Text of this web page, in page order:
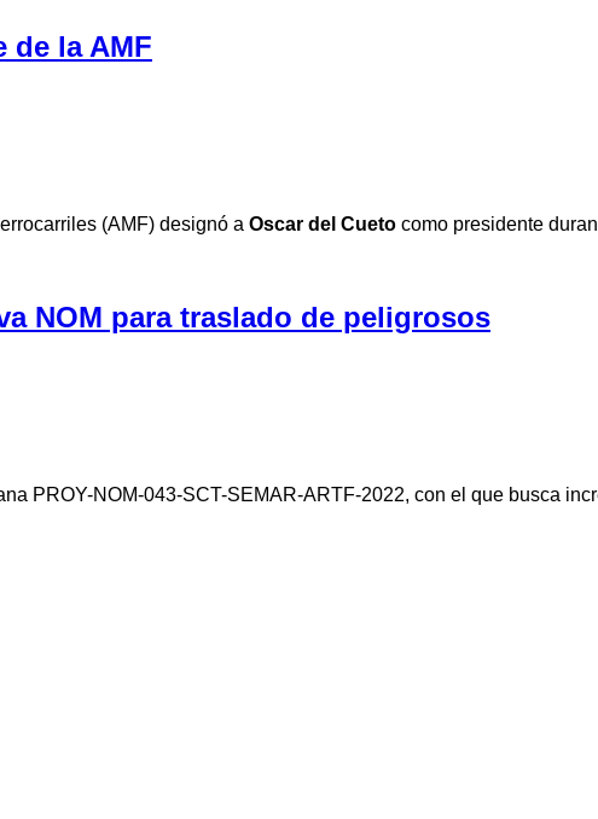
de la AMF
(AMF) designó a Oscar del Cueto como presidente
NOM para traslado de peligrosos
PROY-NOM-043-SCT-SEMAR-ARTF-2022, con el que busca